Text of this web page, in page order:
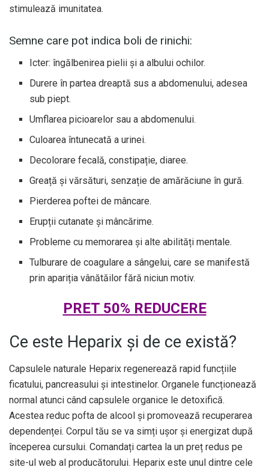
stimulează imunitatea.
Semne care pot indica boli de rinichi:
Icter: îngălbenirea pielii și a albului ochilor.
Durere în partea dreaptă sus a abdomenului, adesea
sub piept.
Umflarea picioarelor sau a abdomenului.
Culoarea întunecată a urinei.
Decolorare fecală, constipație, diaree.
Greață și vărsături, senzație de amărăciune în gură.
Pierderea poftei de mâncare.
Erupții cutanate și mâncărime.
Probleme cu memorarea și alte abilități mentale.
Tulburare de coagulare a sângelui, care se manifestă
prin apariția vânătăilor fără niciun motiv.
PRET 50% REDUCERE
Ce este Heparix și de ce există?
Capsulele naturale Heparix regenerează rapid funcțiile
ficatului, pancreasului și intestinelor. Organele funcționează
normal atunci când capsulele organice le detoxifică.
Acestea reduc pofta de alcool și promovează recuperarea
dependenței. Corpul tău se va simți ușor și energizat după
începerea cursului. Comandați cartea la un preț redus pe
site-ul web al producătorului. Heparix este unul dintre cele